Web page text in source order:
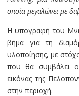
οποία μεγαλώνει με
Η υπογραφή του
βήμα για τη
υλοποίησης, με
που θα συμβάλει
εικόνας της
στην περιοχή.